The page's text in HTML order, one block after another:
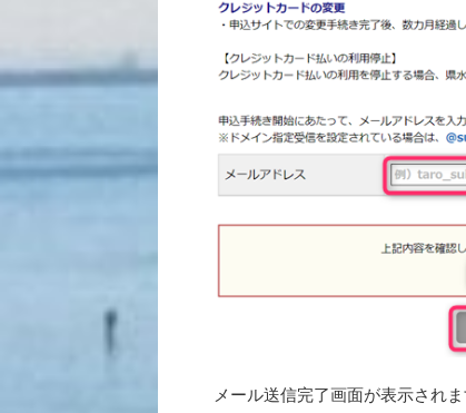
メール送信完了画面が表示され